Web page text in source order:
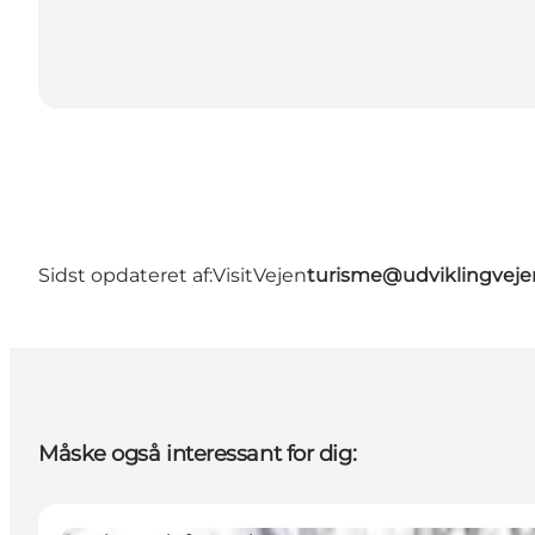
Sidst opdateret af:VisitVejen
Måske også interessant for dig: